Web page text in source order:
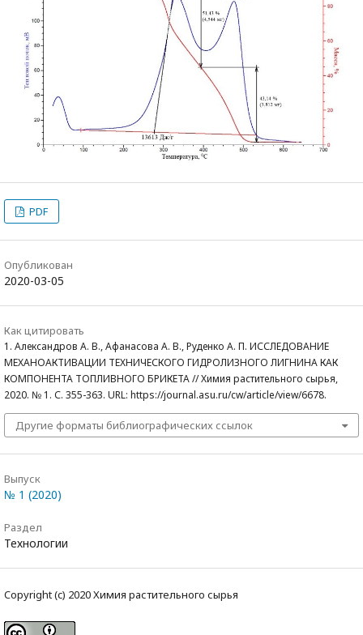
PDF
Опубликован
2020-03-05
Как цитировать
1. Александров А. В., Афанасова А. В., Руденко А. П. ИССЛЕДОВАНИЕ
МЕХАНОАКТИВАЦИИ ТЕХНИЧЕСКОГО ГИДРОЛИЗНОГО ЛИГНИНА КАК
КОМПОНЕНТА ТОПЛИВНОГО БРИКЕТА // Химия растительного сырья,
2020. № 1. С. 355-363. URL: https://journal.asu.ru/cw/article/view/6678.
Другие форматы библиографических ссылок
Выпуск
№ 1 (2020)
Раздел
Технологии
Copyright (c) 2020 Химия растительного сырья